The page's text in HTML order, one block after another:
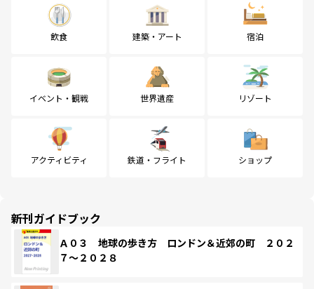
飲食 建築・アート 宿泊
イベント・観戦 世界遺産 リゾート
アクティビティ 鉄道・フライト ショップ
新刊ガイドブック
Ａ０３ 地球の歩き方 ロンドン＆近郊の町 ２０２
７～２０２８